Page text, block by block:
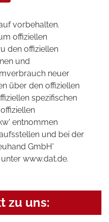
vorbehalten.
offiziellen
den offiziellen
und
neuer
über den offiziellen
spezifischen
entnommen
und bei der
GmbH'
www.dat.de.
zu uns: